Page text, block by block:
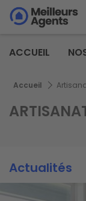
Aller
au
principal
Aller au
principal
Agents
ACCUEIL
Fil d'Ariane
Accueil
Actualités